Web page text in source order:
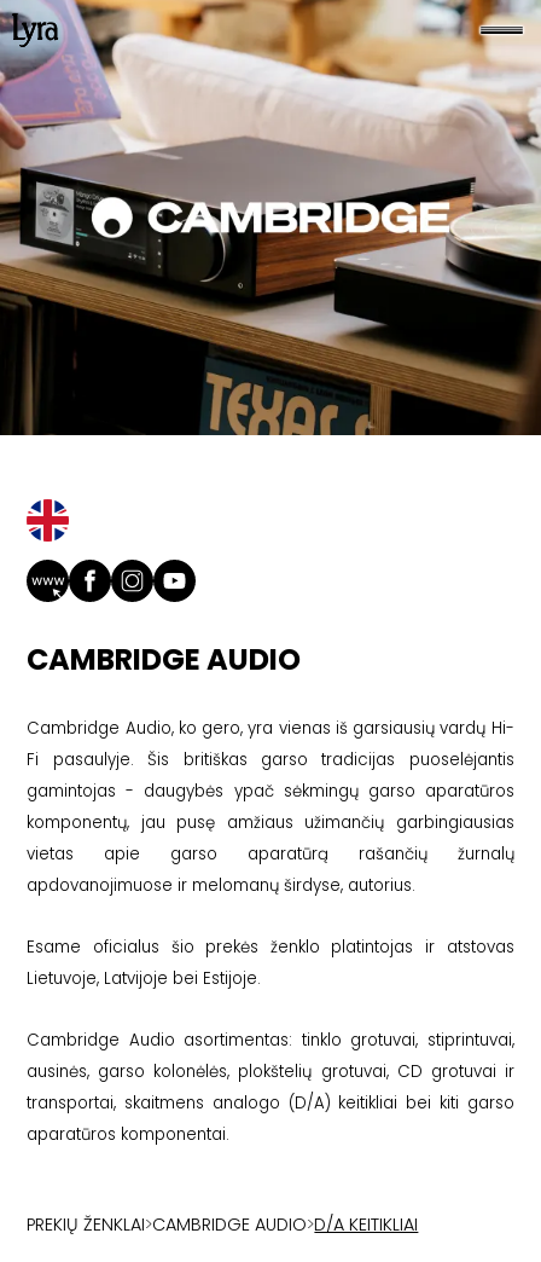
CAMBRIDGE AUDIO
Cambridge Audio, ko gero, yra vienas iš garsiausių vardų Hi-
Fi pasaulyje. Šis britiškas garso tradicijas puoselėjantis
gamintojas - daugybės ypač sėkmingų garso aparatūros
komponentų, jau pusę amžiaus užimančių garbingiausias
vietas apie garso aparatūrą rašančių žurnalų
apdovanojimuose ir melomanų širdyse, autorius.
Esame oficialus šio prekės ženklo platintojas ir atstovas
Lietuvoje, Latvijoje bei Estijoje.
Cambridge Audio asortimentas: tinklo grotuvai, stiprintuvai,
ausinės, garso kolonėlės, plokštelių grotuvai, CD grotuvai ir
transportai, skaitmens analogo (D/A) keitikliai bei kiti garso
aparatūros komponentai.
PREKIŲ ŽENKLAI>CAMBRIDGE AUDIO>D/A KEITIKLIAI